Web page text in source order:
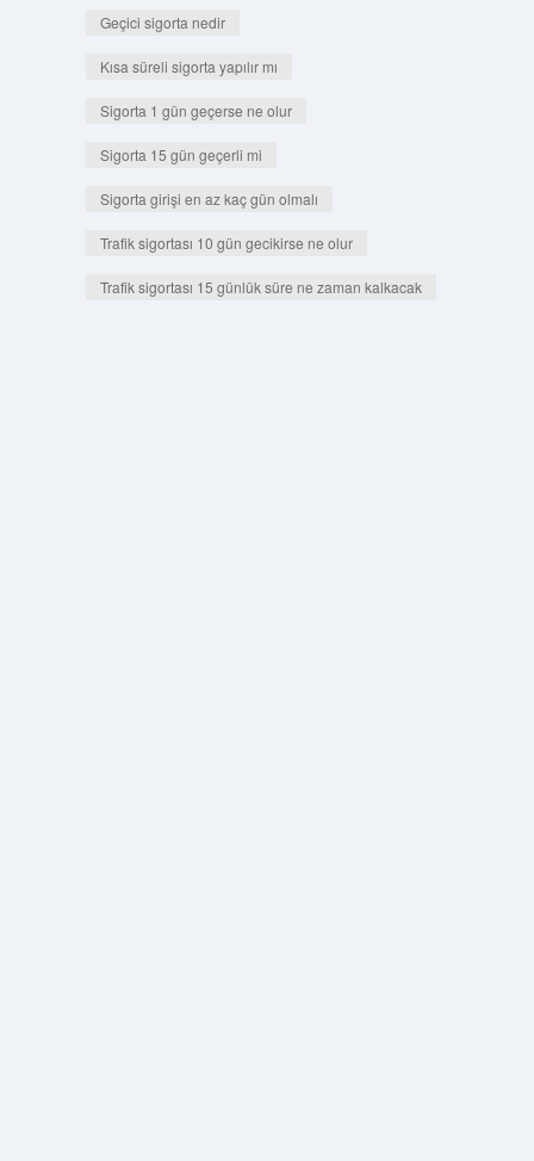
Geçici sigorta nedir
Kısa süreli sigorta yapılır mı
Sigorta 1 gün geçerse ne olur
Sigorta 15 gün geçerli mi
Sigorta girişi en az kaç gün olmalı
Trafik sigortası 10 gün gecikirse ne olur
Trafik sigortası 15 günlük süre ne zaman kalkacak